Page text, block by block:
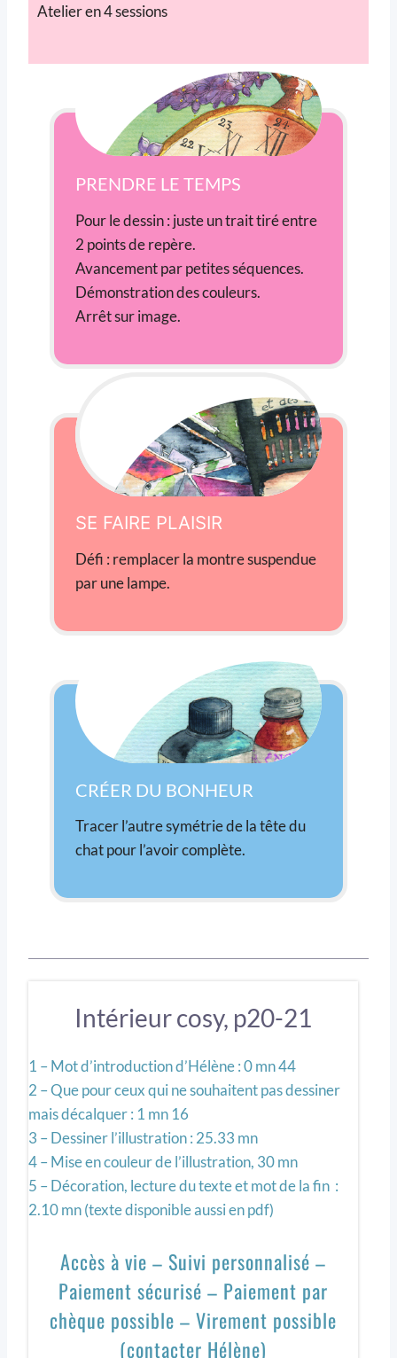
Atelier en 4 sessions
PRENDRE LE TEMPS
Pour le dessin : juste un trait tiré entre
2 points de repère.
Avancement par petites séquences.
Démonstration des couleurs.
Arrêt sur image.
SE FAIRE PLAISIR
Défi : remplacer la montre suspendue
par une lampe.
CRÉER DU BONHEUR
Tracer l’autre symétrie de la tête du
chat pour l’avoir complète.
Intérieur cosy, p20-21
1 – Mot d’introduction d’Hélène : 0 mn 44
2 – Que pour ceux qui ne souhaitent pas dessiner
mais décalquer : 1 mn 16
3 – Dessiner l’illustration : 25.33 mn
4 – Mise en couleur de l’illustration, 30 mn
5 – Décoration, lecture du texte et mot de la fin :
2.10 mn (texte disponible aussi en pdf)
Accès à vie – Suivi personnalisé –
Paiement sécurisé – Paiement par
chèque possible – Virement possible
(contacter Hélène)